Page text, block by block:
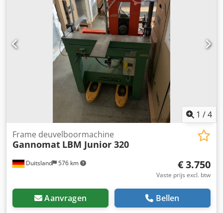
1 /4
Duitsland 576 km
Frame deuvelboormachine
Gannomat LBM Junior 320
€ 3.750
Vaste prijs excl. btw
Aanvragen Bellen